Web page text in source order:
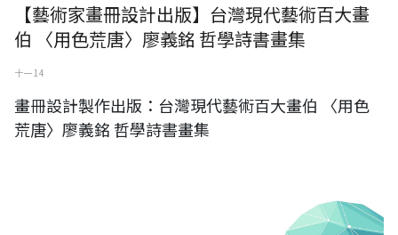
【藝術家畫冊設計出版】台灣現代藝術百大畫
伯 〈用色荒唐〉廖義銘 哲學詩書畫集
十一 14
畫冊設計製作出版：台灣現代藝術百大畫伯 〈用色
荒唐〉廖義銘 哲學詩書畫集